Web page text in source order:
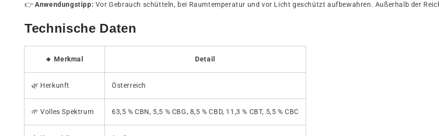
👉Anwendungstipp: Vor Gebrauch schütteln, bei Raumtemperatur und vor Licht geschützt aufbewahren. Außerhalb der
Technische Daten
🔸 Merkmal Detail
🌿 Herkunft Österreich
🌱 Volles Spektrum 63,5 % CBN, 5,5 % CBG, 8,5 % CBD, 11,3 % CBT, 5,5 % CBC